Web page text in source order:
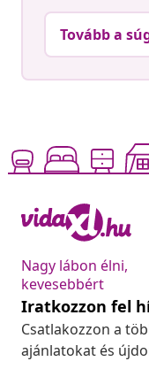
Tovább a
Nagy lábon élni,
kevesebbért
Iratkozzon fel
Csatlakozzon a
ajánlatokat és